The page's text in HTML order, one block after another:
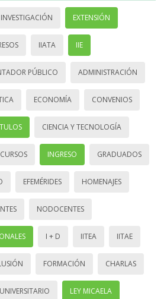
INVESTIGACIÓN EXTENSIÓN
IIATA IIE
PÚBLICO ADMINISTRACIÓN
ECONOMÍA CONVENIOS
CIENCIA Y TECNOLOGÍA
CURSOS INGRESO GRADUADOS
EFEMÉRIDES HOMENAJES
NODOCENTES
I + D IITEA IITAE
FORMACIÓN CHARLAS
LEY MICAELA